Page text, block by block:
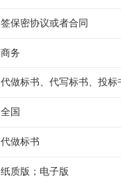
签保密协议或者合同
商务
代做标书、代写标书、投标
全国
代做标书
纸质版；电子版